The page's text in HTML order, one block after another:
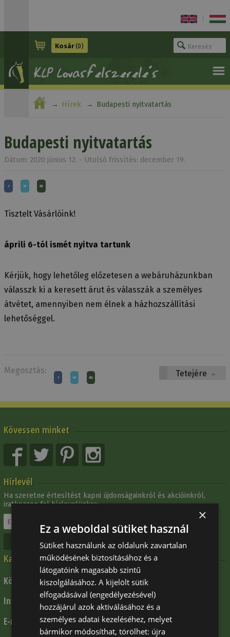
Kosár(0)
Hírek Budapesti nyitvatartás
Budapesti nyitvatartás
Dátum: 2020 június 12. - Utolsó frissítés: december 19.
Tisztelt Vásárlóink!
áprili 6-tól ismét nyitva tartunk
Kérjük, hogy lehetőleg előzetesen a webáruházunkban
válasszk ki a keresett árut és válasszák a személyes
átvétet, amennyiben nem élnek a házhozszállítási
lehetőséggel.
Megosztás: Tetejére
Kövessen minket
Hírlevél
Ha szeretne értesítést kapni újdonságainkról és akcióinkról,
iratkozzon fel hírlevelünkre:
Leiratkozás
Kapcsolat
Központi telefonszám: + 36 1 309 5112
Információk: + 36 30 341 7578
E-mail: info@klp.hu
×
Ez a weboldal sütiket használ
Sütiket használunk az oldalunk zavartalan
működésének biztosításához és a
látogatóink magasabb szintű
kiszolgálásához. A kijelölt sütik
elfogadásával (engedélyezésével)
hozzájárul azok aktiválásához és a
személyes adatai kezeléséhez, melyet
bármikor módosíthat, törölhet: újra